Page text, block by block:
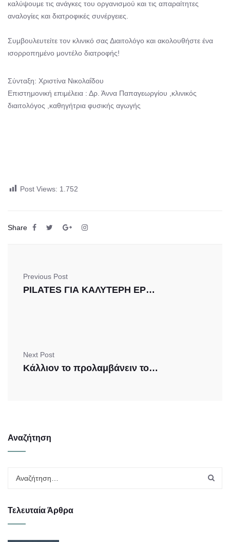
καλύψουμε τις ανάγκες του οργανισμού και τις απαραίτητες
αναλογίες και διατροφικές συνέργειες.
Συμβουλευτείτε τον κλινικό σας Διαιτολόγο και ακολουθήστε ένα
ισορροπημένο μοντέλο διατροφής!
Σύνταξη: Χριστίνα Νικολαΐδου
Επιστημονική επιμέλεια : Δρ. Άννα Παπαγεωργίου ,κλινικός
διαιτολόγος ,καθηγήτρια φυσικής αγωγής
Post Views: 1.752
Share
Previous Post
PILATES ΓΙΑ ΚΑΛΥΤΕΡΗ ΕΡΩΤΙΚΗ ΖΩΗ !
Next Post
Κάλλιον το προλαμβάνειν του θεραπεύειν!
Αναζήτηση
Τελευταία Άρθρα